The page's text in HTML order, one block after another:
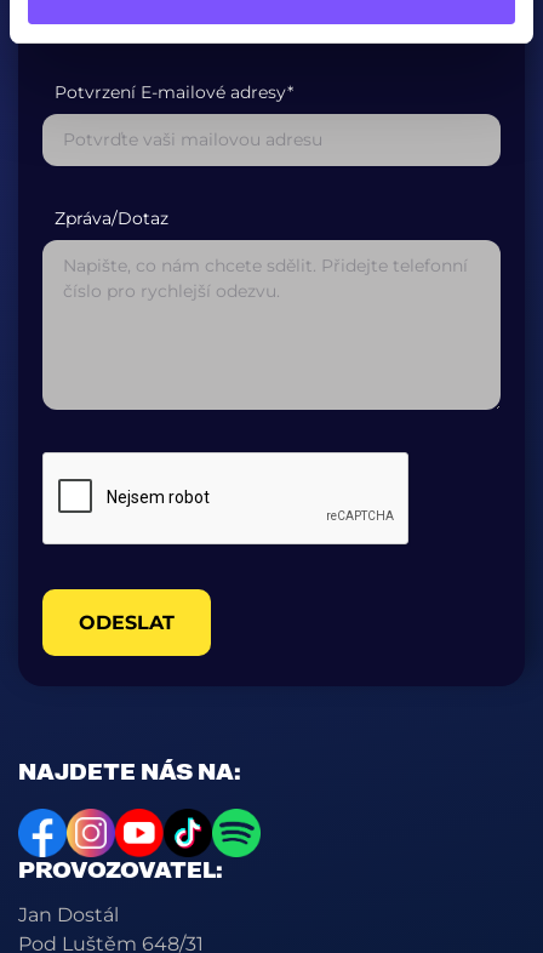
NAJDETE NÁS NA:
PROVOZOVATEL:
Jan Dostál
Pod Luštěm 648/31
Potvrzení E-mailové adresy*
Zpráva/Dotaz
ODESLAT